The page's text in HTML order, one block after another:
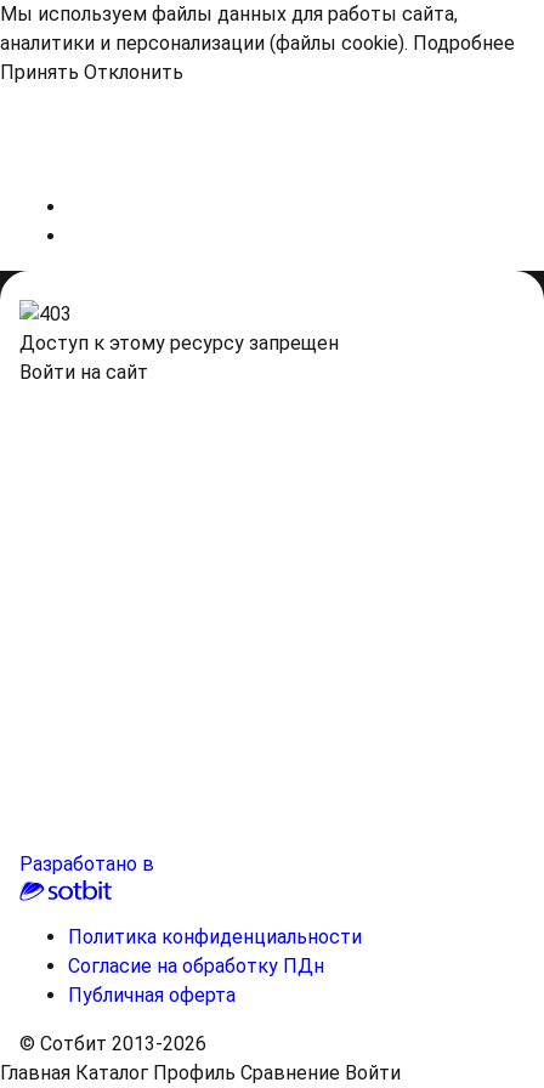
Мы используем файлы данных для работы сайта,
аналитики и персонализации (файлы cookie). Подробнее
Принять Отклонить
Доступ к этому ресурсу запрещен
Войти на сайт
Разработано в
Политика конфиденциальности
Согласие на обработку ПДн
Публичная оферта
© Сотбит 2013-2026
Главная Каталог Профиль Сравнение Войти